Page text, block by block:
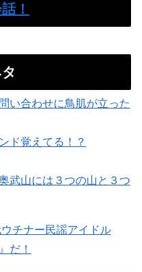
！
い合わせに鳥肌が立った
ド覚えてる！？
武山には３つの山と３つ
チナー民謡アイドル
だ！